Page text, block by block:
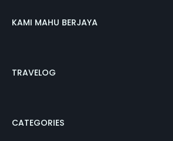
KAMI MAHU BERJAYA
TRAVELOG
CATEGORIES